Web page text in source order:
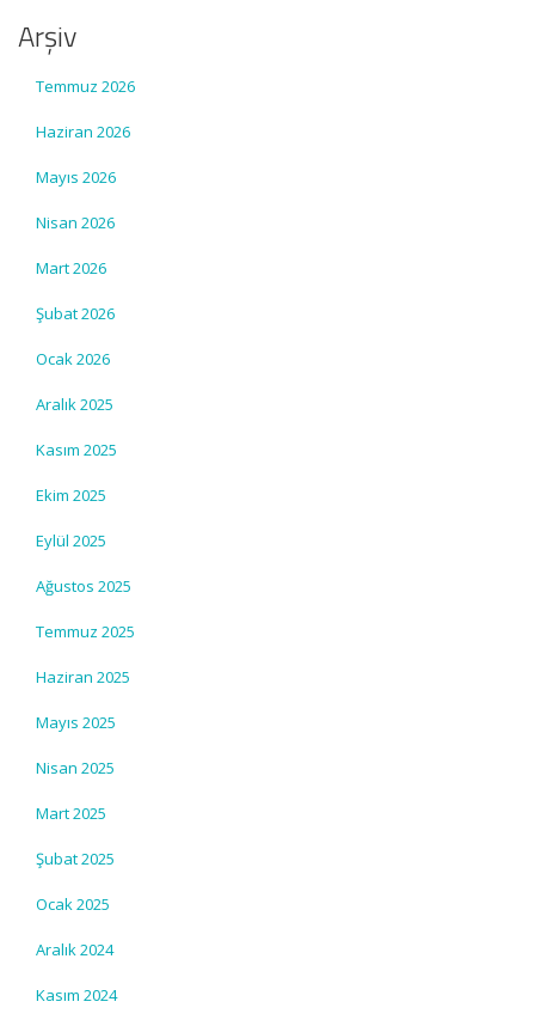
Arşiv
Temmuz 2026
Haziran 2026
Mayıs 2026
Nisan 2026
Mart 2026
Şubat 2026
Ocak 2026
Aralık 2025
Kasım 2025
Ekim 2025
Eylül 2025
Ağustos 2025
Temmuz 2025
Haziran 2025
Mayıs 2025
Nisan 2025
Mart 2025
Şubat 2025
Ocak 2025
Aralık 2024
Kasım 2024